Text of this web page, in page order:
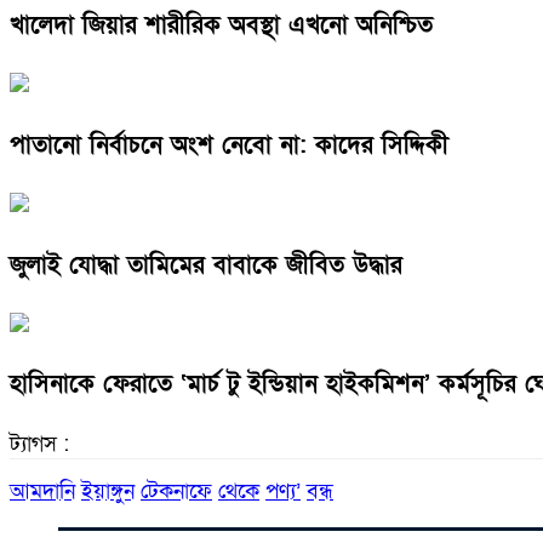
খালেদা জিয়ার শারীরিক অবস্থা এখনো অনিশ্চিত
পাতানো নির্বাচনে অংশ নেবো না: কাদের সিদ্দিকী
জুলাই যোদ্ধা তামিমের বাবাকে জীবিত উদ্ধার
হাসিনাকে ফেরাতে ‘মার্চ টু ইন্ডিয়ান হাইকমিশন’ কর্মসূচির
ট্যাগস :
আমদানি ইয়াঙ্গুন টেকনাফে থেকে পণ্য’ বন্ধ